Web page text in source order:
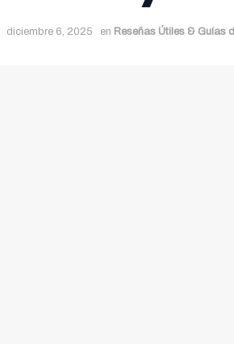
diciembre 6, 2025 en Reseñas Útiles & Guías